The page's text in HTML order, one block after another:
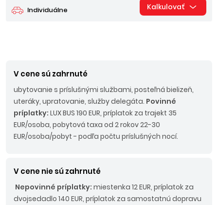
Individuálne Kalkulovať
V cene sú zahrnuté
ubytovanie s príslušnými službami, posteľná bielizeň,
uteráky, upratovanie, služby delegáta. Povinné
príplatky: LUX BUS 190 EUR, príplatok za trajekt 35
EUR/osoba, pobytová taxa od 2 rokov 22-30
EUR/osoba/pobyt - podľa počtu príslušných nocí.
V cene nie sú zahrnuté
Nepovinné príplatky: miestenka 12 EUR, príplatok za
dvojsedadlo 140 EUR, príplatok za samostatnú dopravu